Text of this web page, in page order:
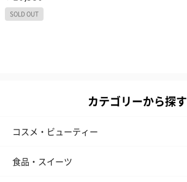
カテゴリーから探す
コスメ・ビューティー
食品・スイーツ